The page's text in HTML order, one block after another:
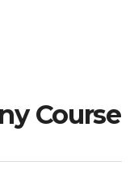
Course